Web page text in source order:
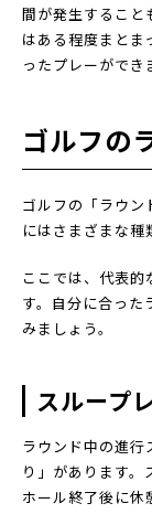
間が発生すること
はある程度まとま
ったプレーができ
ゴルフの
ゴルフの「ラウン
にはさまざまな種
ここでは、代表
す。自分に合った
みましょう。
スループ
ラウンド中の進行
り」があります。
ホール終了後に休